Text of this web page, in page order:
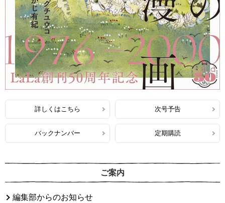
詳しくはこちら 次号予告
バックナンバー 定期購読
ご案内
編集部からのお知らせ